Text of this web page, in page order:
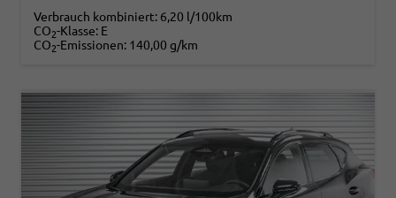
Verbrauch kombiniert: 6,20 l/100km
CO2-Klasse: E
CO2-Emissionen: 140,00 g/km